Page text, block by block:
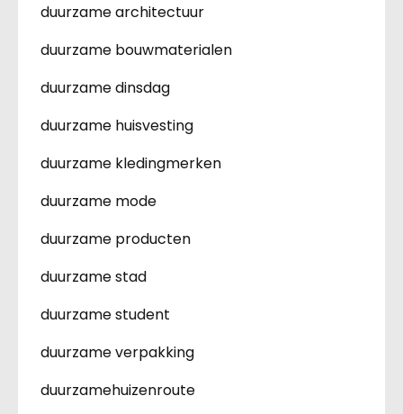
duurzame architectuur
duurzame bouwmaterialen
duurzame dinsdag
duurzame huisvesting
duurzame kledingmerken
duurzame mode
duurzame producten
duurzame stad
duurzame student
duurzame verpakking
duurzamehuizenroute